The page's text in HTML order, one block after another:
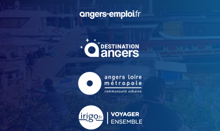
, Ouvre une nouvelle
, Ouvre une nouvelle